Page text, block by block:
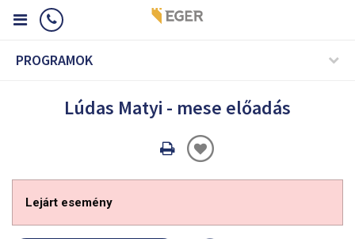
PROGRAMOK
Lúdas Matyi - mese előadás
Oldal
Lejárt esemény